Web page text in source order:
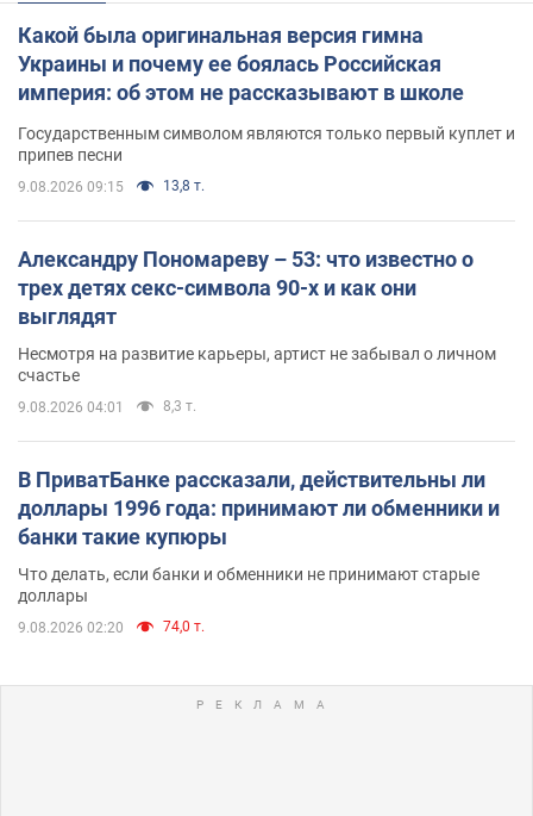
Какой была оригинальная версия гимна
Украины и почему ее боялась Российская
империя: об этом не рассказывают в школе
Государственным символом являются только первый куплет и
припев песни
9.08.2026 09:15 13,8 т.
Александру Пономареву – 53: что известно о
трех детях секс-символа 90-х и как они
выглядят
Несмотря на развитие карьеры, артист не забывал о личном
счастье
9.08.2026 04:01 8,3 т.
В ПриватБанке рассказали, действительны ли
доллары 1996 года: принимают ли обменники и
банки такие купюры
Что делать, если банки и обменники не принимают старые
доллары
9.08.2026 02:20 74,0 т.